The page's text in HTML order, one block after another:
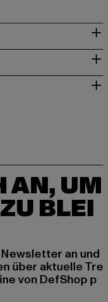
AN, UM
BLEI
an und
über aktuelle Tre
von DefShop p